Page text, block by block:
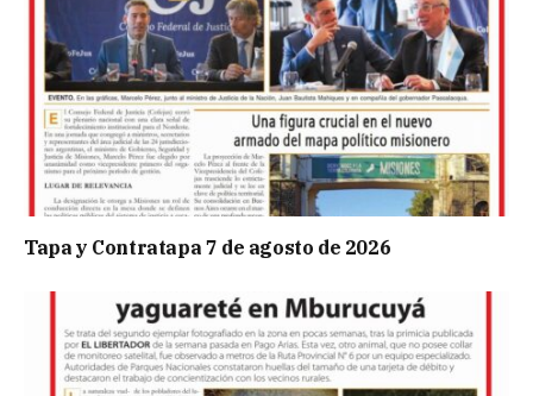
Tapa y Contratapa 7 de agosto de 2026